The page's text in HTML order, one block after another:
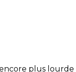
plus lourde